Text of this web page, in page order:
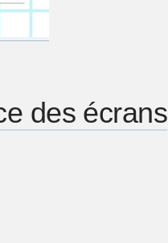
des écrans